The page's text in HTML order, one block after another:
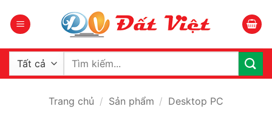
qua
dung
Tìm
Trang chủ / Sản phẩm / Desktop PC